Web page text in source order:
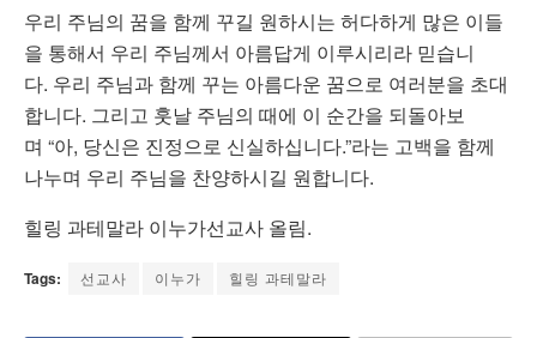
우리 주님의 꿈을 함께 꾸길 원하시는 허다하게 많은 이들
을 통해서 우리 주님께서 아름답게 이루시리라 믿습니
다. 우리 주님과 함께 꾸는 아름다운 꿈으로 여러분을 초대
합니다. 그리고 훗날 주님의 때에 이 순간을 되돌아보
며 “아, 당신은 진정으로 신실하십니다.”라는 고백을 함께
나누며 우리 주님을 찬양하시길 원합니다.
힐링 과테말라 이누가선교사 올림.
Tags: 선교사 이누가 힐링 과테말라